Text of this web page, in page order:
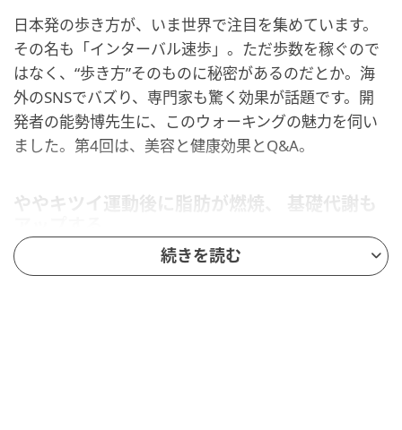
日本発の歩き方が、いま世界で注目を集めています。
その名も「インターバル速歩」。ただ歩数を稼ぐので
はなく、“歩き方”そのものに秘密があるのだとか。海
外のSNSでバズり、専門家も驚く効果が話題です。開
発者の能勢博先生に、このウォーキングの魅力を伺い
ました。第4回は、美容と健康効果とQ&A。
ややキツイ運動後に脂肪が燃焼、 基礎代謝も
「若い頃より、食べる量は減っているのに、なぜか体
続きを読む